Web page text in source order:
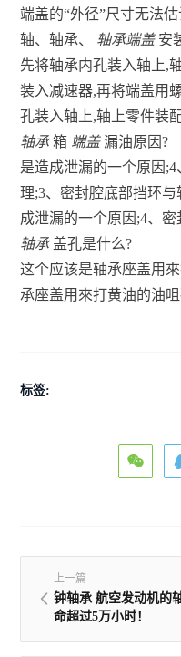
端盖的“外径”尺寸无法
轴、轴承、 轴承端盖 安
先将轴承内孔装入轴上,
装入减速器,再将端盖用
孔装入轴上,轴上零件装
轴承箱 端盖 漏油原因?
是造成泄漏的一个原因
理;3、密封腔底部挡环
成泄漏的一个原因;4、密
轴承 盖孔是什么?
这个应该是轴承座盖用
承座盖用來打黄油的油咀
标签:
上一篇
钟轴承 航空发动机的
命超过5万小时！